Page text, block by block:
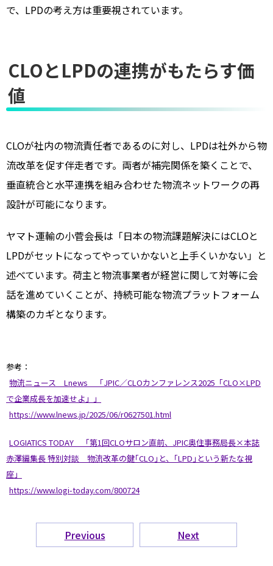
で、LPDの考え方は重要視されています。
CLOとLPDの連携がもたらす価
値
CLOが社内の物流責任者であるのに対し、LPDは社外から物
流改革を促す伴走者です。両者が補完関係を築くことで、
垂直統合と水平連携を組み合わせた物流ネットワークの再
設計が可能になります。
ヤマト運輸の小菅会長は「日本の物流課題解決にはCLOと
LPDがセットになってやっていかないと上手くいかない」と
述べています。荷主と物流事業者が経営に関して対等に会
話を進めていくことが、持続可能な物流プラットフォーム
構築のカギとなります。
参考：
物流ニュース Lnews 「JPIC／CLOカンファレンス2025「CLO×LPD
で企業成長を加速せよ」」
https://www.lnews.jp/2025/06/r0627501.html
LOGIATICS TODAY 「第1回CLOサロン直前、JPIC奥住事務局長×本誌
赤澤編集長 特別対談 物流改革の鍵｢CLO｣と、｢LPD｣という新たな視
座」
https://www.logi-today.com/800724
Previous Next